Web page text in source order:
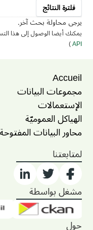
فلترة النتائج
يرجى محاولة بحث آخر.
يمكنك أيضا الوصول إلى هذا
API
)
Accueil
مجموعات البيانات
الإستعمالات
الهياكل العموميّة
محاور البيانات المفتوحة
لمتابعتنا
مشغل بواسطة
حول